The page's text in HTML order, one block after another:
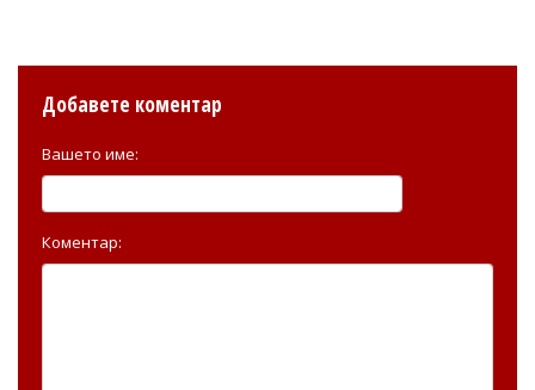
Добавете коментар
Вашето име:
Коментар: